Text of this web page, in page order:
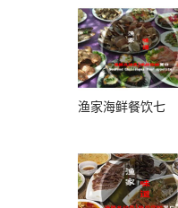
渔家海鲜餐饮七